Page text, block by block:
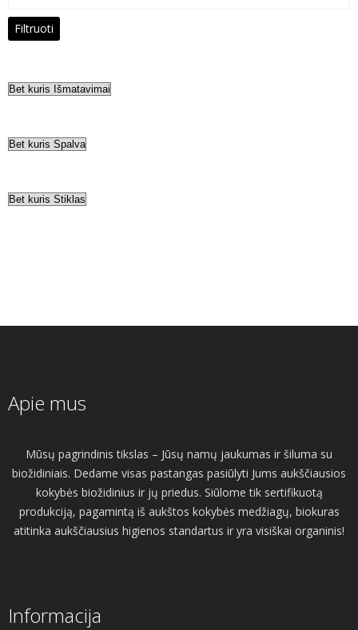
Filtruoti
Apie mus
Mūsų pagrindinis tikslas – Jūsų namų jaukumas ir šiluma su
biožidiniais. Dedame visas pastangas pasiūlyti Jums aukščiausios
kokybės biožidinius ir jų priedus. Siūlome tik sertifikuotą
produkciją, pagamintą iš aukštos kokybės medžiagų, biokuras
atitinka aukščiausius higienos standartus ir yra visiškai organinis!
Informacija